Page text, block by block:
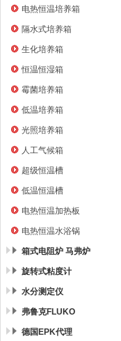
电热恒温培养箱
隔水式培养箱
生化培养箱
恒温恒湿箱
霉菌培养箱
低温培养箱
光照培养箱
人工气候箱
超级恒温槽
低温恒温槽
电热恒温加热板
电热恒温水浴锅
箱式电阻炉 马弗炉
旋转式粘度计
水分测定仪
弗鲁克FLUKO
德国EPK代理